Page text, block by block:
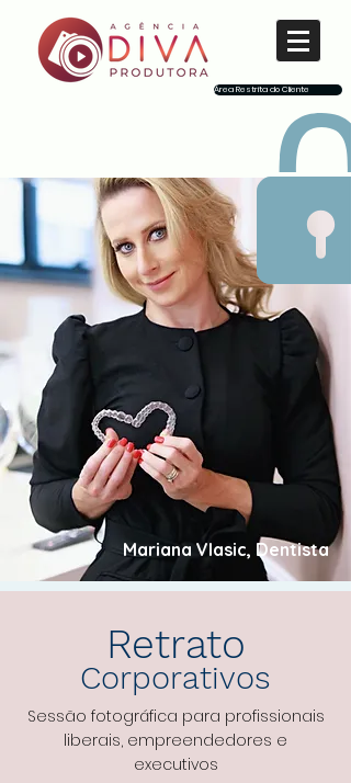
Área Restrita do Cliente
Mariana Vlasic, Dentista
Retrato
Corporativos
Sessão fotográfica para profissionais
liberais, empreendedores e
executivos